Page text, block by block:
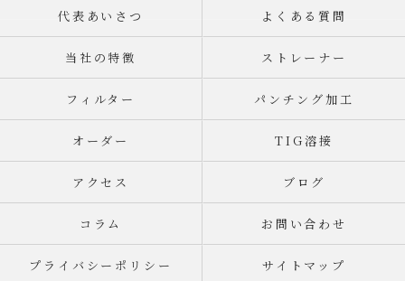
代表あいさつ よくある質問
当社の特徴 ストレーナー
フィルター パンチング加工
オーダー TIG溶接
アクセス ブログ
コラム お問い合わせ
プライバシーポリシー サイトマップ